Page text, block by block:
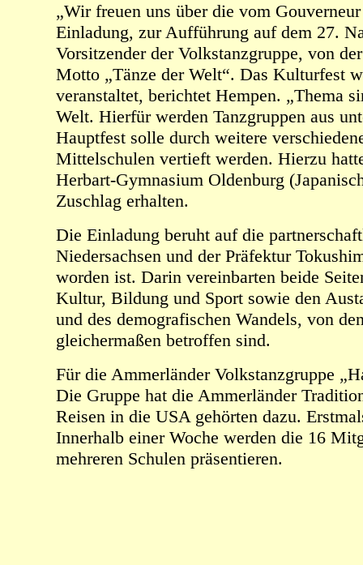
„Wir freuen uns über die vom
Einladung, zur Aufführung auf dem 27.
Vorsitzender der Volkstanzgruppe, von
Motto „Tänze der Welt“. Das Kulturfest
veranstaltet, berichtet Hempen. „Thema
Welt. Hierfür werden Tanzgruppen aus
Hauptfest solle durch weitere
Mittelschulen vertieft werden. Hierzu
Herbart-Gymnasium Oldenburg
Zuschlag erhalten.
Die Einladung beruht auf die
Niedersachsen und der Präfektur
worden ist. Darin vereinbarten beide
Kultur, Bildung und Sport sowie den
und des demografischen Wandels, von
gleichermaßen betroffen sind.
Für die Ammerländer Volkstanzgruppe
Die Gruppe hat die Ammerländer
Reisen in die USA gehörten dazu.
Innerhalb einer Woche werden die 16
mehreren Schulen präsentieren.